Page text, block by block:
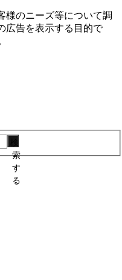
様のニーズ等について調
広告を表⽰する⽬的で
索
す
る